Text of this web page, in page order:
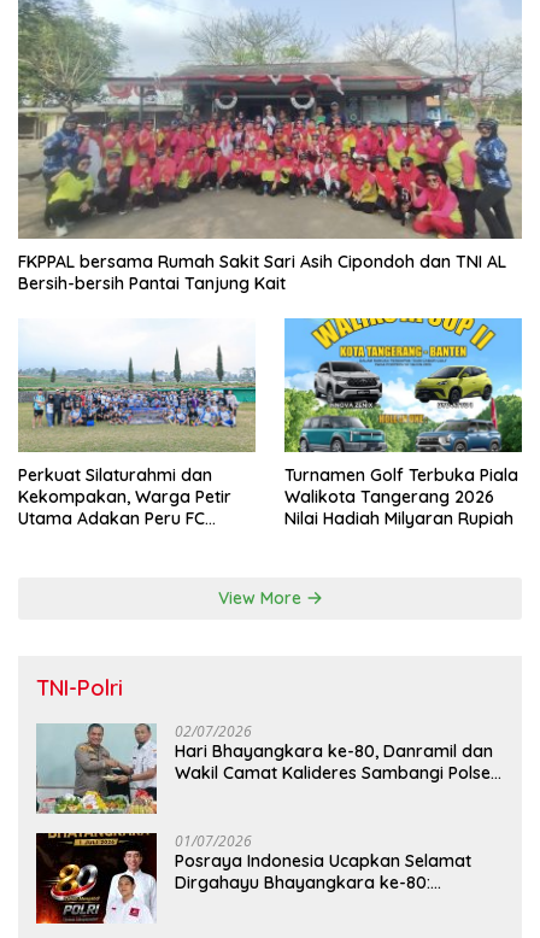
FKPPAL bersama Rumah Sakit Sari Asih Cipondoh dan TNI AL
Bersih-bersih Pantai Tanjung Kait
Perkuat Silaturahmi dan
Kekompakan, Warga Petir
Utama Adakan Peru FC
Turnamen Golf Terbuka Piala
Walikota Tangerang 2026
Nilai Hadiah Milyaran Rupiah
View More
TNI-Polri
02/07/2026
Hari Bhayangkara ke-80, Danramil dan
Wakil Camat Kalideres Sambangi Polsek
01/07/2026
Posraya Indonesia Ucapkan Selamat
Dirgahayu Bhayangkara ke-80: